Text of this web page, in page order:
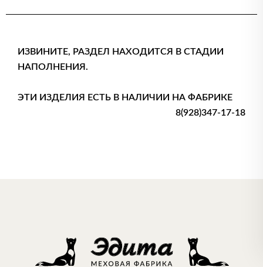
ИЗВИНИТЕ, РАЗДЕЛ НАХОДИТСЯ В СТАДИИ
НАПОЛНЕНИЯ.
ЭТИ ИЗДЕЛИЯ ЕСТЬ В НАЛИЧИИ НА ФАБРИКЕ
8(928)347-17-18